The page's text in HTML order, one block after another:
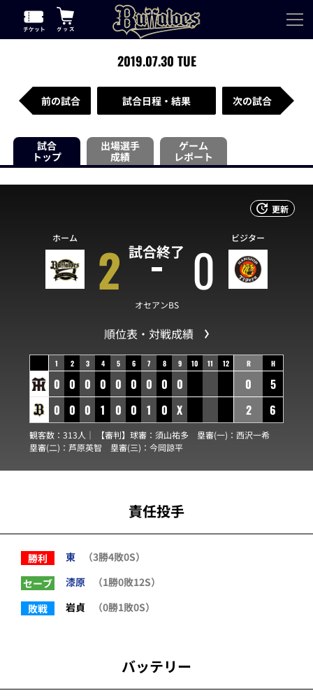
2019.07.30 TUE
前の試合 試合日程・結果 次の試合
試合
トップ
出場選手
成績
ゲーム
レポート
更新
試合終了
ホーム 2 0 ビジター
オセアンBS
順位表・対戦成績
1 2 3 4 5 6 7 8 9 10 11 12
0 0 0 0 0 0 0 0 0
0 0 0 1 0 0 1 0 X
R H
0
5
2
6
観客数：313人｜ 【審判】球審： 須山祐多 塁審(一)： 西沢一希
塁審(二)： 芦原英智 塁審(三)： 今岡諒平
責任投手
勝利 東
（3勝4敗0S）
セーブ
漆原
（1勝0敗12S）
敗戦
岩貞 （0勝1敗0S）
バッテリー